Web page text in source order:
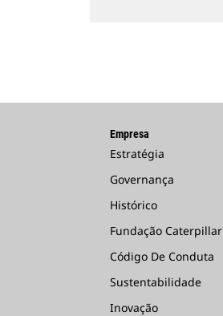
Empresa
Estratégia
Governança
Histórico
Fundação Caterpillar
Código De Conduta
Sustentabilidade
Inovação